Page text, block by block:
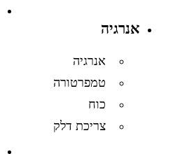
אנרגיה
אנרגיה
טמפרטורה
כוח
צריכת דלק